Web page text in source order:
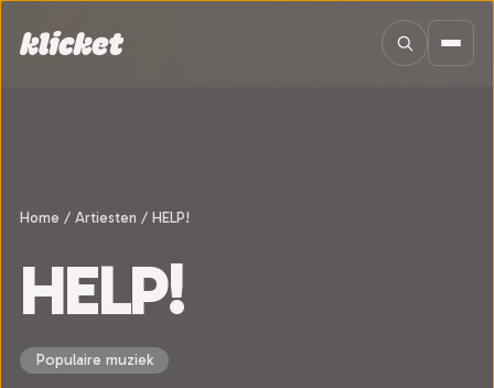
Home / Artiesten / HELP!
HELP!
Populaire muziek